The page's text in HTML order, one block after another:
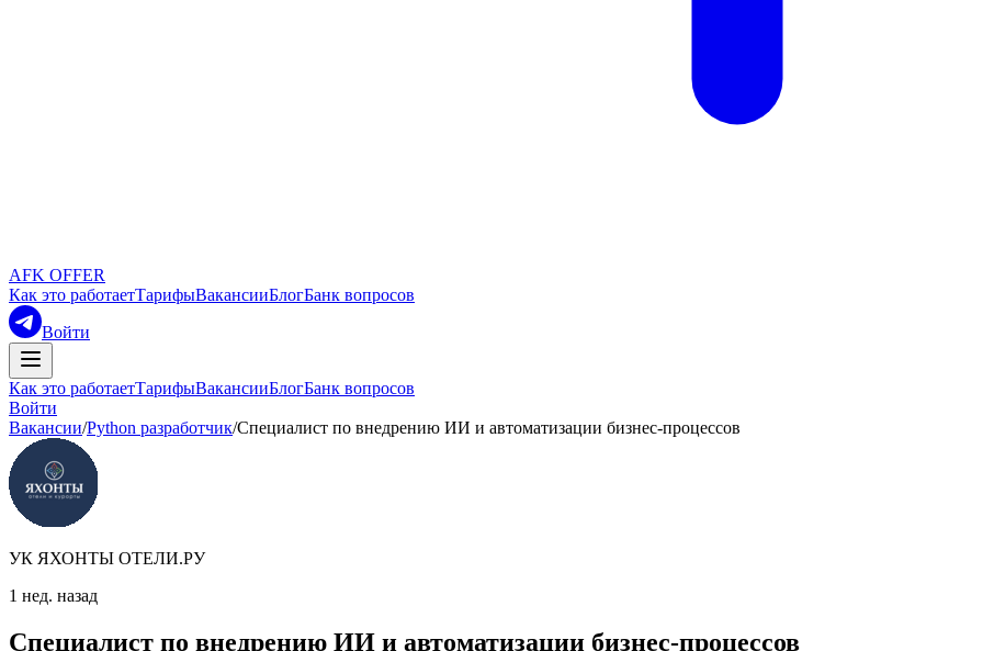
AFK OFFER
Как это работаетТарифыВакансииБлогБанк вопросов
Войти
Как это работаетТарифыВакансииБлогБанк вопросов
Войти
Вакансии/Python разработчик/Специалист по внедрению ИИ и автоматизации бизнес-процессов
УК ЯХОНТЫ ОТЕЛИ.РУ
1 нед. назад
Специалист по внедрению ИИ и автоматизации бизнес-процессов